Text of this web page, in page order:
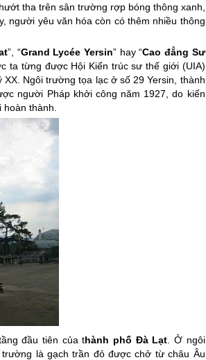
tha trên sân trường rợp bóng thông xanh,
người yêu văn hóa còn có thêm nhiều thông
”, “Grand Lycée Yersin” hay “Cao đẳng Sư
ta từng được Hội Kiến trúc sư thế giới (UIA)
Ngôi trường tọa lạc ở số 29 Yersin, thành
người Pháp khởi công năm 1927, do kiến
hoàn thành.
đầu tiên của thành phố Đà Lạt. Ở ngôi
là gạch trần đỏ được chở từ châu Âu